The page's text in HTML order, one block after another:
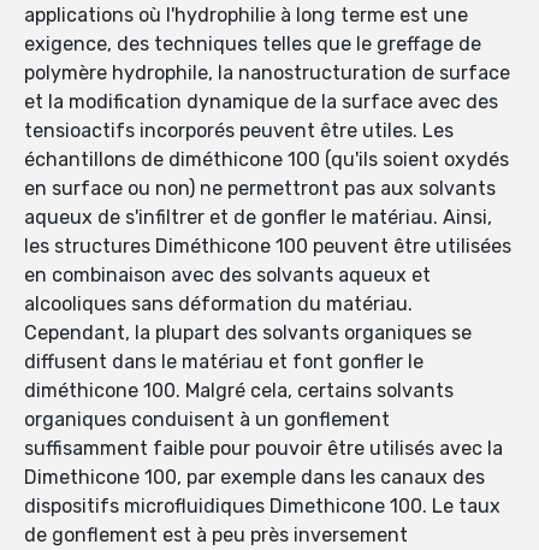
applications où l'hydrophilie à long terme est une
exigence, des techniques telles que le greffage de
polymère hydrophile, la nanostructuration de surface
et la modification dynamique de la surface avec des
tensioactifs incorporés peuvent être utiles. Les
échantillons de diméthicone 100 (qu'ils soient oxydés
en surface ou non) ne permettront pas aux solvants
aqueux de s'infiltrer et de gonfler le matériau. Ainsi,
les structures Diméthicone 100 peuvent être utilisées
en combinaison avec des solvants aqueux et
alcooliques sans déformation du matériau.
Cependant, la plupart des solvants organiques se
diffusent dans le matériau et font gonfler le
diméthicone 100. Malgré cela, certains solvants
organiques conduisent à un gonflement
suffisamment faible pour pouvoir être utilisés avec la
Dimethicone 100, par exemple dans les canaux des
dispositifs microfluidiques Dimethicone 100. Le taux
de gonflement est à peu près inversement